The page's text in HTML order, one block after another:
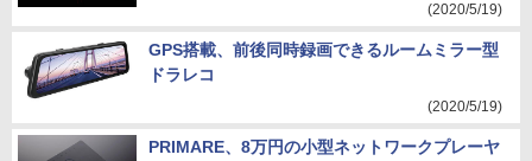
(2020/5/19)
GPS搭載、前後同時録画できるルームミラー型
ドラレコ
(2020/5/19)
PRIMARE、8万円の小型ネットワークプレーヤ